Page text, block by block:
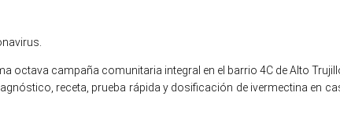
octava campaña comunitaria integral en el barrio 4C de Alto
receta, prueba rápida y dosificación de ivermectina en